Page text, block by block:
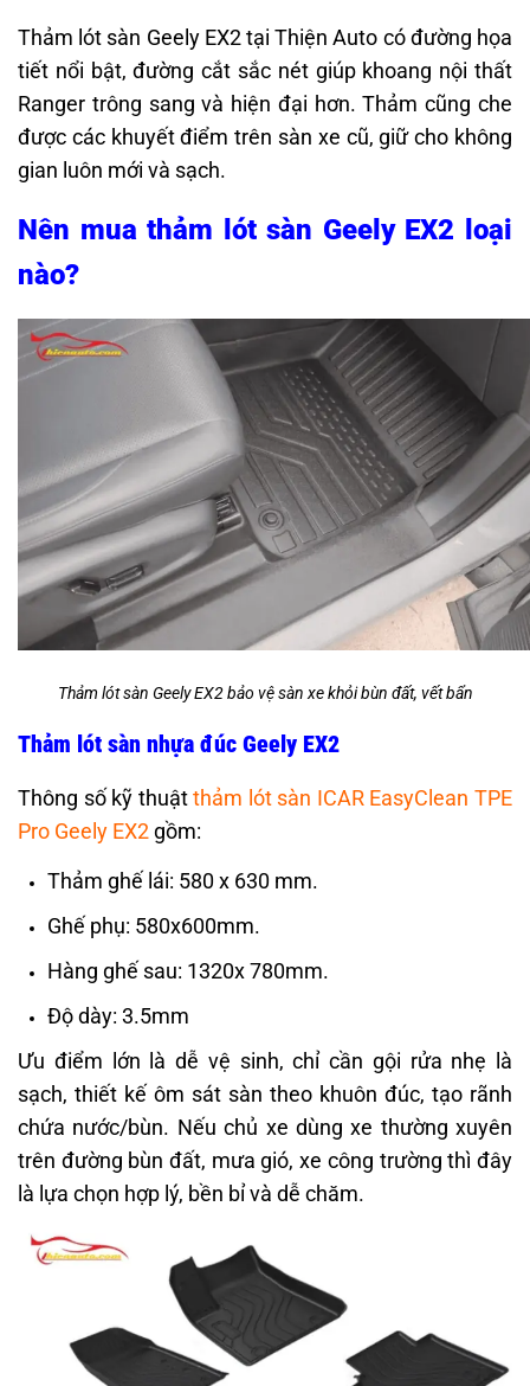
Thảm lót sàn Geely EX2 tại Thiện Auto có đường họa
tiết nổi bật, đường cắt sắc nét giúp khoang nội thất
Ranger trông sang và hiện đại hơn. Thảm cũng che
được các khuyết điểm trên sàn xe cũ, giữ cho không
gian luôn mới và sạch.
Nên mua thảm lót sàn Geely EX2 loại
nào?
Thảm lót sàn Geely EX2 bảo vệ sàn xe khỏi bùn đất, vết bẩn
Thảm lót sàn nhựa đúc Geely EX2
Thông số kỹ thuậtthảm lót sàn ICAR EasyClean TPE
Pro Geely EX2 gồm:
Thảm ghế lái: 580 x 630 mm.
Ghế phụ: 580x600mm.
Hàng ghế sau: 1320x 780mm.
Độ dày: 3.5mm
Ưu điểm lớn là dễ vệ sinh, chỉ cần gội rửa nhẹ là
sạch, thiết kế ôm sát sàn theo khuôn đúc, tạo rãnh
chứa nước/bùn. Nếu chủ xe dùng xe thường xuyên
trên đường bùn đất, mưa gió, xe công trường thì đây
là lựa chọn hợp lý, bền bỉ và dễ chăm.